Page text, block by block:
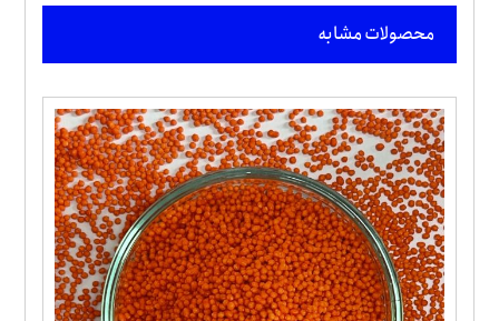
محصولات مشابه